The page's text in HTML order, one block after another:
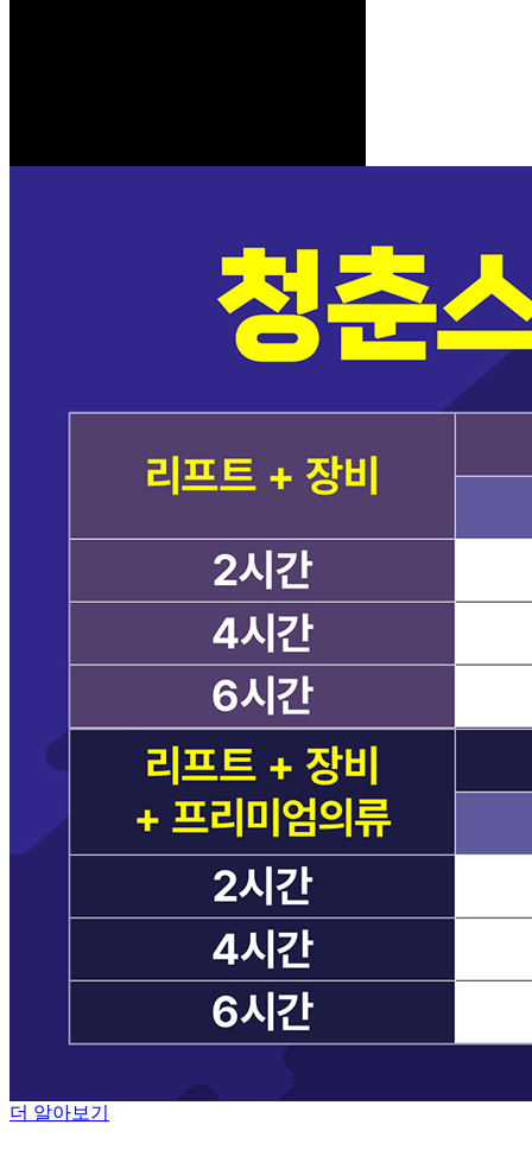
더 알아보기